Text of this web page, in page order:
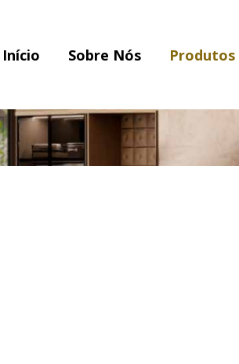
Início Sobre Nós Produtos